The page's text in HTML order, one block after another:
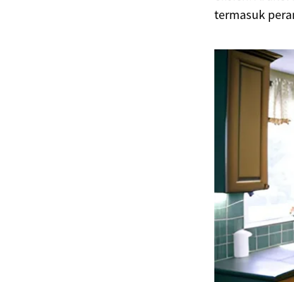
termasuk